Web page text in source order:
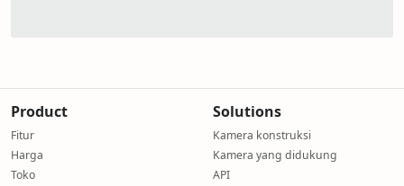
Product
Fitur
Harga
Toko
Solutions
Kamera konstruksi
Kamera yang didukung
API